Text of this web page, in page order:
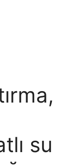
su